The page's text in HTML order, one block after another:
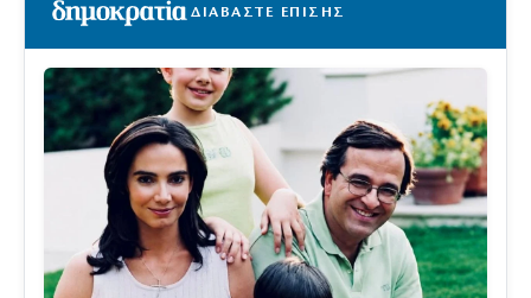
ΔΙΑΒΑΣΤΕ ΕΠΙΣΗΣ